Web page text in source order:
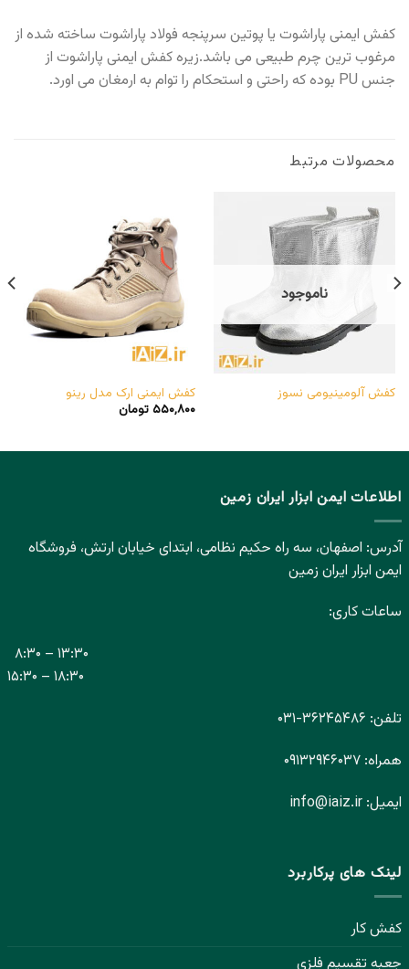
کفش ایمنی پاراشوت یا پوتین سرپنجه فولاد پاراشوت ساخته شده از
مرغوب ترین چرم طبیعی می باشد.زیره کفش ایمنی پاراشوت از
جنس PU بوده که راحتی و استحکام را توام به ارمغان می اورد.
محصولات مرتبط
ناموجود
کفش آلومینیومی نسوز
کفش ایمنی ارک مدل رینو
۵۵۰,۸۰۰ تومان
اطلاعات ایمن ابزار ایران زمین
آدرس: اصفهان، سه راه حکیم نظامی، ابتدای خیابان ارتش، فروشگاه
ایمن ابزار ایران زمین
ساعات کاری:
۸:۳۰ – ۱۳:۳۰
۱۵:۳۰ – ۱۸:۳۰
تلفن: ۳۶۲۴۵۴۸۶- ۰۳۱
همراه: ۰۹۱۳۲۹۴۶۰۳۷
ایمیل: info@iaiz.ir
لینک های پرکاربرد
کفش کار
جعبه تقسیم فلزی